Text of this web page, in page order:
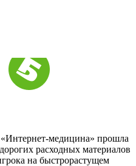
медицина» прошла
расходных материалов
на быстрорастущем